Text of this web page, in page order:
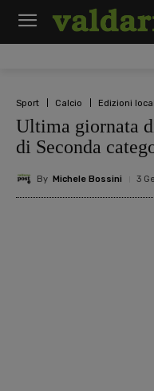
Sport Calcio Edizioni
Ultima giornata
di Seconda
By Michele Bossini 3